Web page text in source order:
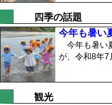
四季の話題
今年も暑い
今年も暑い
が、令和8年
観光